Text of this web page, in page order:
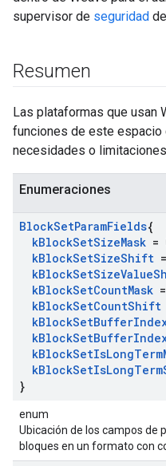
supervisor de seguridad
Resumen
Las plataformas que usan
funciones de este espacio
necesidades o
Enumeraciones
BlockSetParamFields{
kBlockSetSizeMask =
kBlockSetSizeShift
kBlockSetSizeValue
kBlockSetCountMask
kBlockSetCountShift
kBlockSetBuffer
kBlockSetBuffer
kBlockSetIsLongTerm
kBlockSetIsLongTerm
}
enum
Ubicación de los campos de
bloques en un formato con